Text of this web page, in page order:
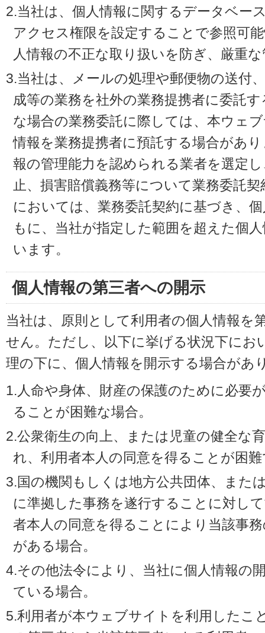
2.当社は、個人情報に関するデータベー
アクセス権限を設定することで参照可
人情報の不正な取り扱いを防ぎ、厳重
3.当社は、メールの処理や郵便物の送付
成等の業務を社外の業務提携者に委託
な場合の業務委託に際しては、本ウェ
情報を業務提携者に預託する場合があ
報の管理能力を認められる業者を選定
止、損害賠償義務等について業務委託
においては、業務委託契約に基づき、
もに、当社が指定した範囲を超えた個
います。
個人情報の第三者への開示
当社は、原則として利用者の個人情報を
せん。ただし、以下に挙げる状況下にお
理の下に、個人情報を開示する場合があ
1.人命や身体、財産の保護のために必要
ることが困難な場合。
2.公衆衛生の向上、または児童の健全な
れ、利用者本人の同意を得ることが困
3.国の機関もしくは地方公共団体、また
に準拠した事務を遂行することに対し
者本人の同意を得ることにより当該事
がある場合。
4.その他法令により、当社に個人情報の
ている場合。
5.利用者が本ウェブサイトを利用したこ